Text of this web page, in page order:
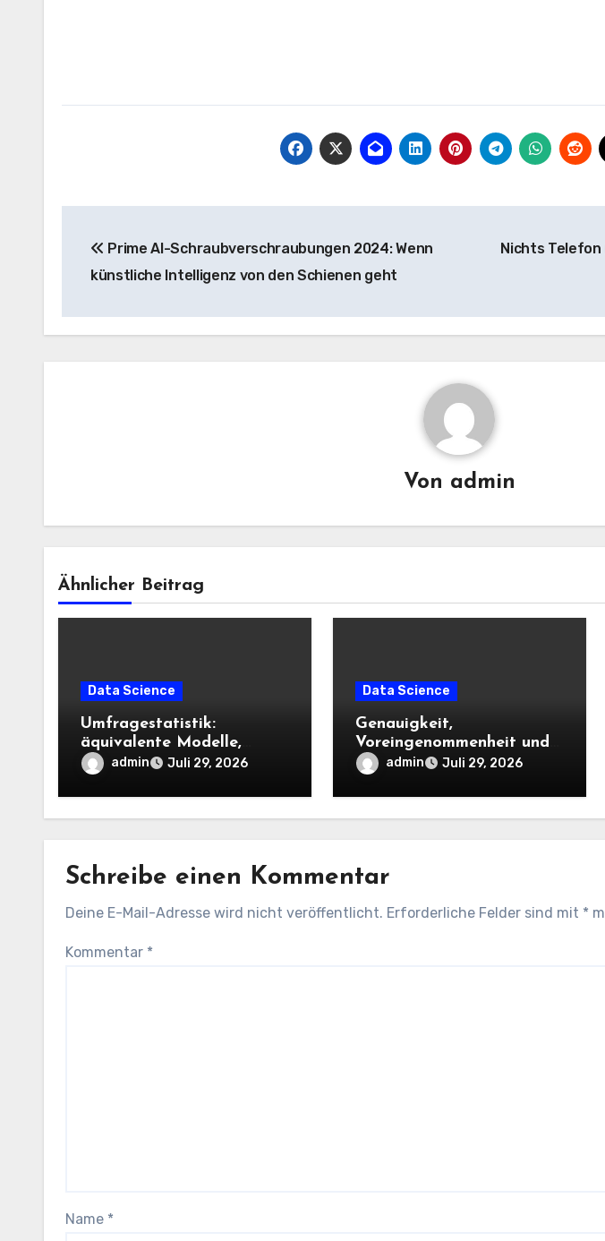
Navigation
Prime AI-Schraubverschraubungen 2024: Wenn
künstliche Intelligenz von den Schienen geht
Nichts Telefon
Von admin
Ähnlicher Beitrag
Data Science
Umfragestatistik:
äquivalente Modelle,
äquivalente Gewichte
admin Juli 29, 2026
Data Science
Genauigkeit,
Voreingenommenheit und
die Kontrollen, die
benötigen |
admin Juli 29, 2026
Schreibe einen Kommentar
Deine E-Mail-Adresse wird nicht veröffentlicht. Erforderliche Felder sind mit *
Kommentar *
Name *